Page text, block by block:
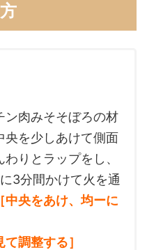
ン肉みそそぼろの材
央を少しあけて側面
りとラップをし、
3分間かけて火を通
［中央をあけ、均ーに
調整する］